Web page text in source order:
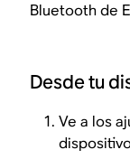
Bluetooth de
Desde tu
Ve a los